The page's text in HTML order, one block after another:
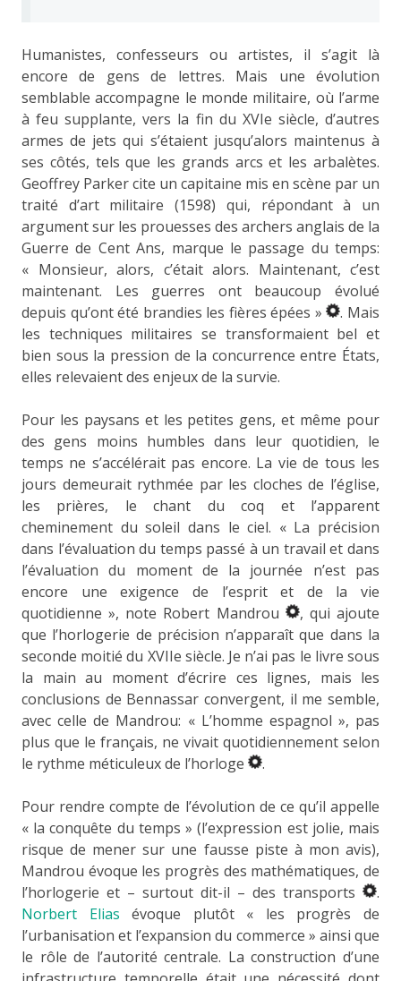
Humanistes, confesseurs ou artistes, il s’agit là
encore de gens de lettres. Mais une évolution
semblable accompagne le monde militaire, où l’arme
à feu supplante, vers la fin du XVIe siècle, d’autres
armes de jets qui s’étaient jusqu’alors maintenus à
ses côtés, tels que les grands arcs et les arbalètes.
Geoffrey Parker cite un capitaine mis en scène par un
traité d’art militaire (1598) qui, répondant à un
argument sur les prouesses des archers anglais de la
Guerre de Cent Ans, marque le passage du temps:
« Monsieur, alors, c’était alors. Maintenant, c’est
maintenant. Les guerres ont beaucoup évolué
depuis qu’ont été brandies les fières épées »
. Mais
les techniques militaires se transformaient bel et
bien sous la pression de la concurrence entre États,
elles relevaient des enjeux de la survie.
Pour les paysans et les petites gens, et même pour
des gens moins humbles dans leur quotidien, le
temps ne s’accélérait pas encore. La vie de tous les
jours demeurait rythmée par les cloches de l’église,
les prières, le chant du coq et l’apparent
cheminement du soleil dans le ciel. « La précision
dans l’évaluation du temps passé à un travail et dans
l’évaluation du moment de la journée n’est pas
encore une exigence de l’esprit et de la vie
quotidienne », note Robert Mandrou
, qui ajoute
que l’horlogerie de précision n’apparaît que dans la
seconde moitié du XVIIe siècle. Je n’ai pas le livre sous
la main au moment d’écrire ces lignes, mais les
conclusions de Bennassar convergent, il me semble,
avec celle de Mandrou: « L’homme espagnol », pas
plus que le français, ne vivait quotidiennement selon
le rythme méticuleux de l’horloge
.
Pour rendre compte de l’évolution de ce qu’il appelle
« la conquête du temps » (l’expression est jolie, mais
risque de mener sur une fausse piste à mon avis),
Mandrou évoque les progrès des mathématiques, de
l’horlogerie et – surtout dit-il – des transports
.
Norbert Elias évoque plutôt « les progrès de
l’urbanisation et l’expansion du commerce » ainsi que
le rôle de l’autorité centrale. La construction d’une